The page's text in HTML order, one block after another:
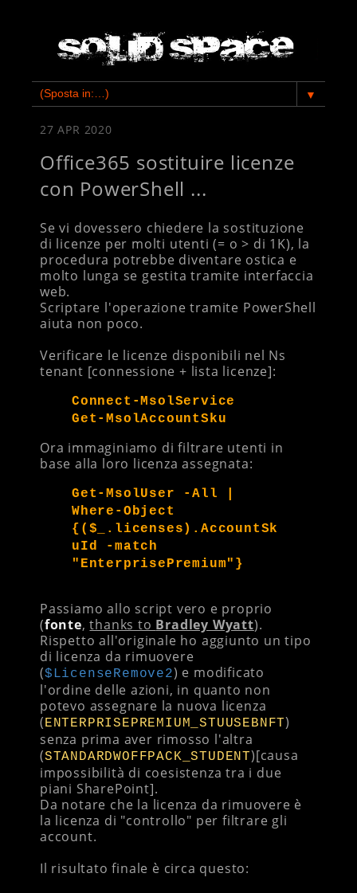
▼
27 APR 2020
Office365 sostituire licenze
con PowerShell ...
Se vi dovessero chiedere la sostituzione
di licenze per molti utenti (= o > di 1K), la
procedura potrebbe diventare ostica e
molto lunga se gestita tramite interfaccia
web.
Scriptare l'operazione tramite PowerShell
aiuta non poco.
Verificare le licenze disponibili nel Ns
tenant [connessione + lista licenze]:
Connect-MsolService
Get-MsolAccountSku
Ora immaginiamo di filtrare utenti in
base alla loro licenza assegnata:
Get-MsolUser -All |
Where-Object
{($_.licenses).AccountSk
uId -match
"EnterprisePremium"}
Passiamo allo script vero e proprio
(fonte,thanks to Bradley Wyatt).
Rispetto all'originale ho aggiunto un tipo
di licenza da rimuovere
($LicenseRemove2) e modificato
l'ordine delle azioni, in quanto non
potevo assegnare la nuova licenza
( ENTERPRISEPREMIUM_STUUSEBNFT)
senza prima aver rimosso l'altra
(STANDARDWOFFPACK_STUDENT)[causa
impossibilità di coesistenza tra i due
piani SharePoint].
Da notare che la licenza da rimuovere è
la licenza di "controllo" per filtrare gli
account.
Il risultato finale è circa questo: